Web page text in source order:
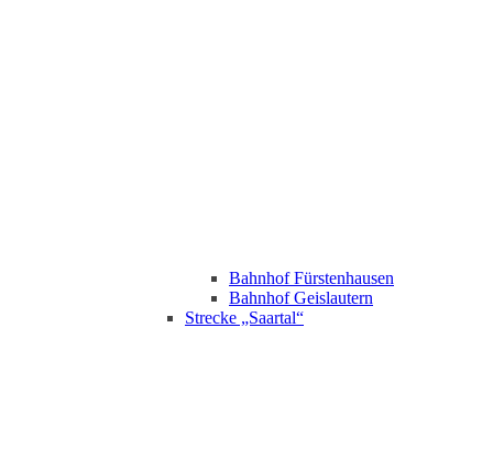
Bahnhof Fürstenhausen
Bahnhof Geislautern
Strecke „Saartal“